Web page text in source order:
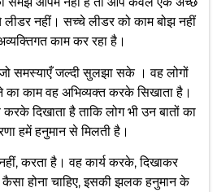
नहीं। सच्चे लीडर को काम बोझ नहीं
काम कर रहा है।
समस्याएँ जल्दी सुलझा सके । वह लोगों
काम वह अभिव्यक्त करके सिखाता है।
दिखाता है ताकि लोग भी उन बातों का
हमें हनुमान से मिलती है।
करता है। वह कार्य करके, दिखाकर
होना चाहिए, इसकी झलक हनुमान के